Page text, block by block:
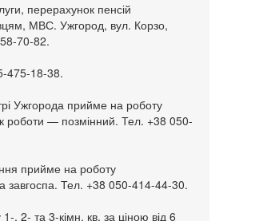
перерахунок пенсій
МВС. Ужгород, вул. Корзо,
70-82.
475-18-38.
Ужгорода прийме на роботу
роботи — позмінний. Тел. +38 050-
прийме на роботу
завгоспа. Тел. +38 050-414-44-30.
, 2- та 3-кімн. кв. за ціною від 6